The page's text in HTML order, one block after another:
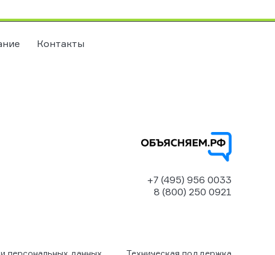
Контакты
+7 (495) 956 0033
8 (800) 250 0921
персональных данных Техническая поддержка